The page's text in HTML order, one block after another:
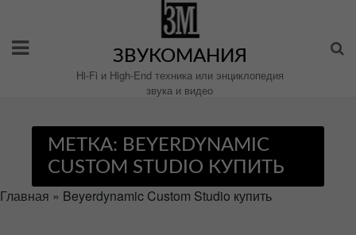
содержимому
ЗВУКОМАНИЯ
Hi-Fi и High-End техника или энциклопедия
звука и видео
МЕТКА: BEYERDYNAMIC
CUSTOM STUDIO КУПИТЬ
Главная » Beyerdynamic Custom Studio купить